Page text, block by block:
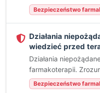
Bezpieczeństwo
Działania
wiedzieć przed
Działania
farmakoterapii.
Bezpieczeństwo